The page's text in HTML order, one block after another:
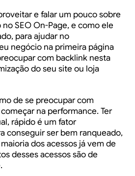
e falar um pouco sobre
noSEO On-Page, e como ele
para ajudar no
negócio na primeira página
com backlink nesta
do seu site ou loja
de se preocupar com
na performance. Ter
rápido é um fator
conseguir ser bem ranqueado,
maioria dos acessos já vem de
desses acessos são de